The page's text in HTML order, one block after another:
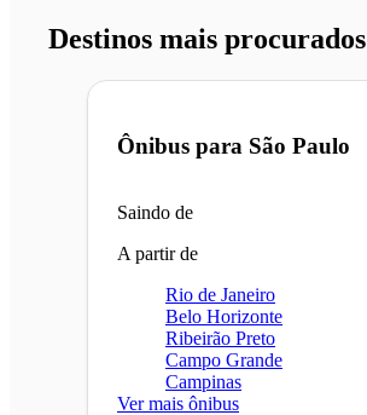
Destinos mais procurados
Ônibus para São Paulo
Saindo de
A partir de
Rio de Janeiro
Belo Horizonte
Ribeirão Preto
Campo Grande
Campinas
Ver mais ônibus